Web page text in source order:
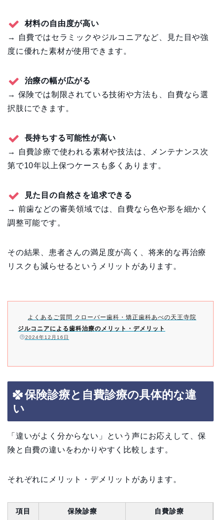
材料の自由度が高い
→ 自費ではセラミックやジルコニアなど、見た目や強
度に優れた素材が使用できます。
治療の幅が広がる
→ 保険では制限されている技術や方法も、自費なら選
択肢にできます。
長持ちする可能性が高い
→ 自費診療で使われる素材や技法は、メンテナンス次
第で10年以上保つケースも多くあります。
見た目の自然さを追求できる
→ 前歯などの審美領域では、自費なら色や形を細かく
調整可能です。
その結果、患者さんの満足度が高く、将来的な再治療
リスクも減らせるというメリットがあります。
よくあるご質問 クローバー歯科・矯正歯科あべの天王寺院
ジルコニアによる歯科治療のメリット・デメリット
2024年12月16日
保険診療と自費診療の具体的な違
い
「違いがよく分からない」という声にお応えして、保
険と自費の違いをわかりやすく比較します。
それぞれにメリット・デメリットがあります。
項目 保険診療 自費診療